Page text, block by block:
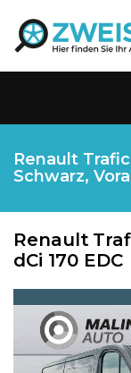
Renault
Schwarz,
Renault
dCi 170 EDC